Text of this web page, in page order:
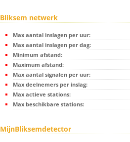
Bliksem netwerk
Max aantal inslagen per uur:
Max aantal inslagen per dag:
Minimum afstand:
Maximum afstand:
Max aantal signalen per uur:
Max deelnemers per inslag:
Max actieve stations:
Max beschikbare stations:
MijnBliksemdetector